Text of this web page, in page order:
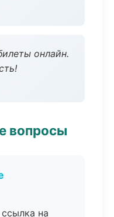
онлайн.
вопросы
на